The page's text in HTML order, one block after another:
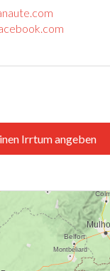
Irrtum angeben